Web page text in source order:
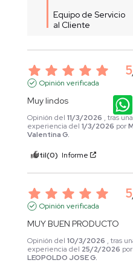
Equipo de Servicio
al Cliente
5
Opinión verificada
Muy lindos
Opinión del11/3/2026 , tras una
experiencia del1/3/2026 por
Valentina G.
Útil(0) Informe
5
Opinión verificada
MUY BUEN PRODUCTO
Opinión del10/3/2026 , tras
experiencia del 25/2/2026 por
LEOPOLDO JOSE G.